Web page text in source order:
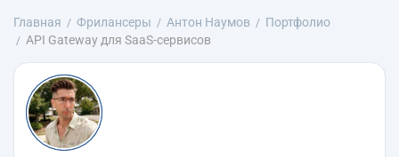
Главная Фрилансеры Антон Наумов
Портфолио
API Gateway для SaaS-сервисов